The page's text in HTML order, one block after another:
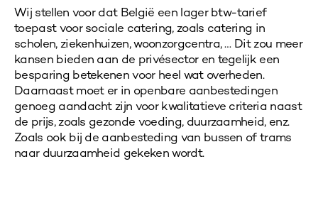
Wij stellen voor dat België een lager btw-tarief
toepast voor sociale catering, zoals catering in
scholen, ziekenhuizen, woonzorgcentra, … Dit zou meer
kansen bieden aan de privésector en tegelijk een
besparing betekenen voor heel wat overheden.
Daarnaast moet er in openbare aanbestedingen
genoeg aandacht zijn voor kwalitatieve criteria naast
de prijs, zoals gezonde voeding, duurzaamheid, enz.
Zoals ook bij de aanbesteding van bussen of trams
naar duurzaamheid gekeken wordt.